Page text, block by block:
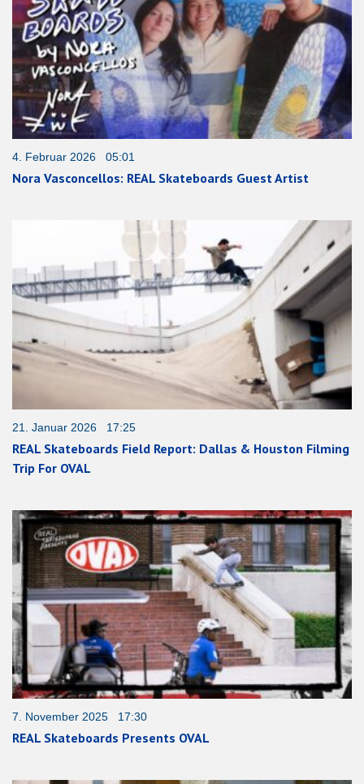
4. Februar 2026 05:01
Nora Vasconcellos: REAL Skateboards Guest Artist
21. Januar 2026 17:25
REAL Skateboards Field Report: Dallas & Houston Filming
Trip For OVAL
7. November 2025 17:30
REAL Skateboards Presents OVAL